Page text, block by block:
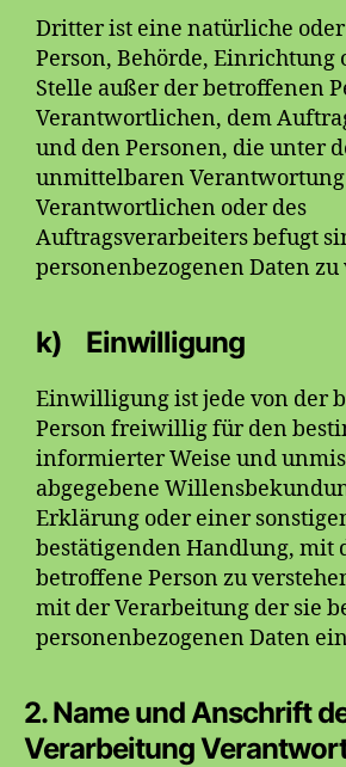
Dritter ist eine natürliche
Person, Behörde, Einrichtung
Stelle außer der betroffenen
Verantwortlichen, dem
und den Personen, die unter
unmittelbaren Verantwortung
Verantwortlichen oder des
Auftragsverarbeiters befugt
personenbezogenen Daten
k) Einwilligung
Einwilligung ist jede von der
Person freiwillig für den
informierter Weise und
abgegebene
Erklärung oder einer
bestätigenden Handlung, mit
betroffene Person zu
mit der Verarbeitung der sie
personenbezogenen Daten
2. Name und Anschrift
Verarbeitung